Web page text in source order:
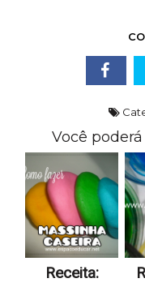
Você
Receita: